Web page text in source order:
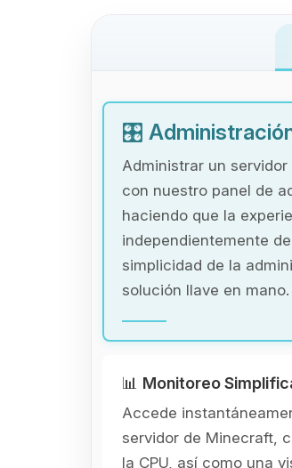
🎛️
Administrar un
con nuestro panel de
haciendo que la
independientemente
simplicidad de la
solución llave en mano.
📊 Monitoreo
Accede
servidor de Minecraft,
la CPU, así como una